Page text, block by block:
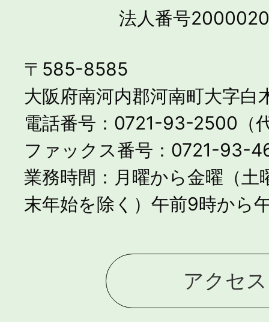
法人番号
〒585-8585
大阪府南河内郡河南町大字白
電話番号：0721-93-2500（
ファックス番号：0721-93-
業務時間：月曜から金曜（土
末年始を除く）午前9時から
アクセス